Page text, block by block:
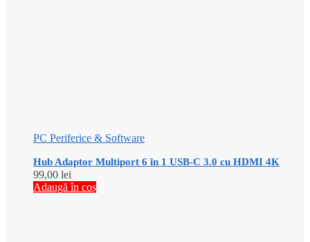
PC Periferice & Software
Hub Adaptor Multiport 6 în 1 USB-C 3.0 cu HDMI 4K
99,00 lei
Adaugă în coș